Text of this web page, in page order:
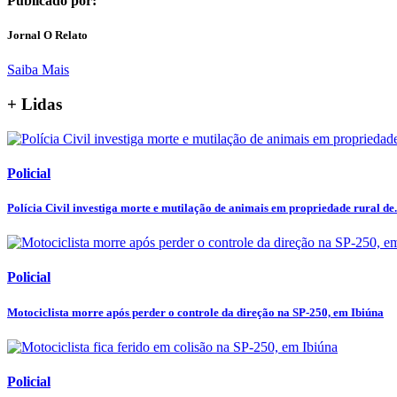
Jornal O Relato
Saiba Mais
+ Lidas
Policial
Polícia Civil investiga morte e mutilação de animais em propriedade rural
Policial
Motociclista morre após perder o controle da direção na SP-250, em Ibiúna
Policial